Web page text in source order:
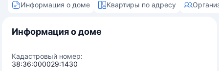
Информация о доме Квартиры по адресу
Информация о доме
Кадастровый номер:
38:36:000029:1430